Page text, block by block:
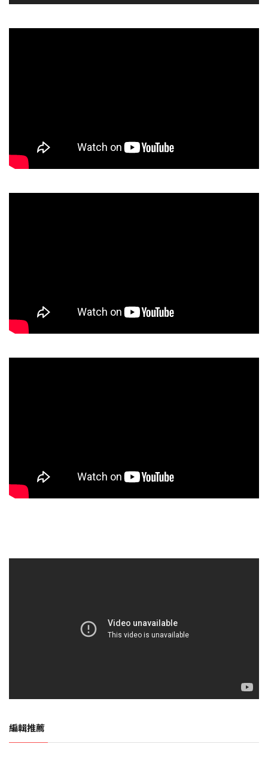
編輯推薦